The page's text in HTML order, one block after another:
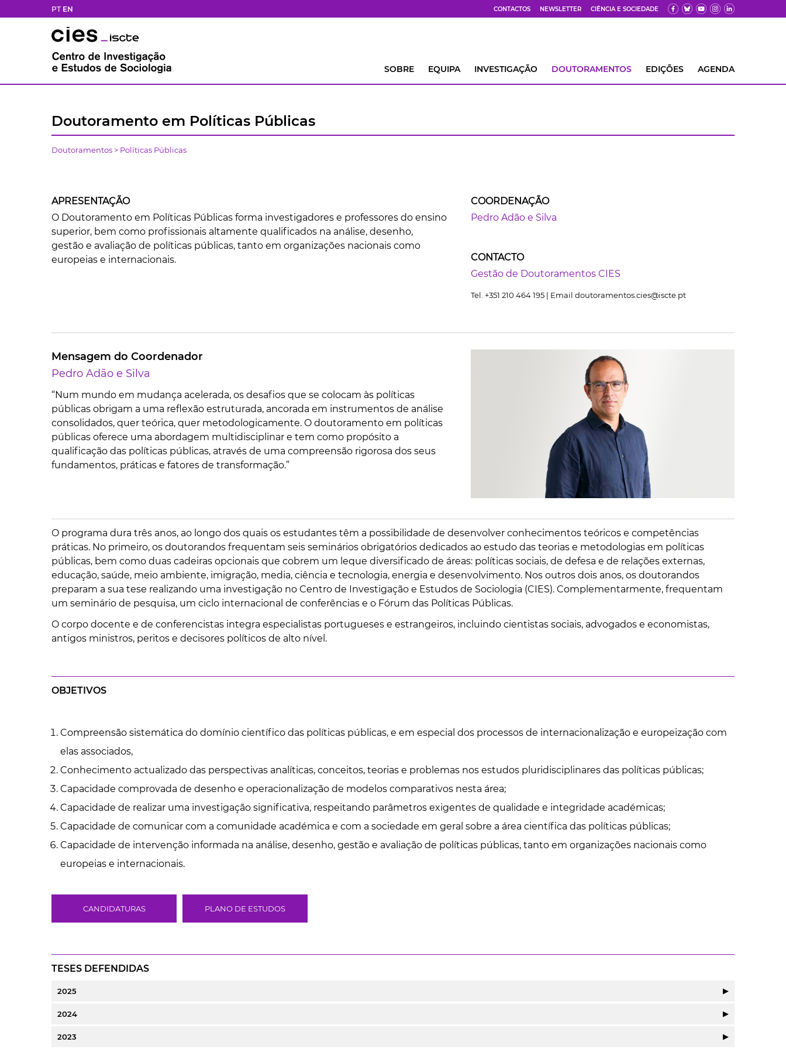
PT EN CONTACTOS NEWSLETTER CIÊNCIA E SOCIEDADE
SOBRE EQUIPA INVESTIGAÇÃO DOUTORAMENTOS EDIÇÕES AGENDA
Doutoramento em Políticas Públicas
Doutoramentos > Políticas Públicas
APRESENTAÇÃO
O Doutoramento em Políticas Públicas forma investigadores e professores do ensino
superior, bem como profissionais altamente qualificados na análise, desenho,
gestão e avaliação de políticas públicas, tanto em organizações nacionais como
europeias e internacionais.
COORDENAÇÃO
Pedro Adão e Silva
CONTACTO
Gestão de Doutoramentos CIES
Tel. +351 210 464 195 | Email doutoramentos.cies@iscte.pt
Mensagem do Coordenador
Pedro Adão e Silva
“Num mundo em mudança acelerada, os desafios que se colocam às políticas
públicas obrigam a uma reflexão estruturada, ancorada em instrumentos de análise
consolidados, quer teórica, quer metodologicamente. O doutoramento em políticas
públicas oferece uma abordagem multidisciplinar e tem como propósito a
qualificação das políticas públicas, através de uma compreensão rigorosa dos seus
fundamentos, práticas e fatores de transformação.”
O programa dura três anos, ao longo dos quais os estudantes têm a possibilidade de desenvolver conhecimentos teóricos e competências
práticas. No primeiro, os doutorandos frequentam seis seminários obrigatórios dedicados ao estudo das teorias e metodologias em políticas
públicas, bem como duas cadeiras opcionais que cobrem um leque diversificado de áreas: políticas sociais, de defesa e de relações externas,
educação, saúde, meio ambiente, imigração, media, ciência e tecnologia, energia e desenvolvimento. Nos outros dois anos, os doutorandos
preparam a sua tese realizando uma investigação no Centro de Investigação e Estudos de Sociologia (CIES). Complementarmente, frequentam
um seminário de pesquisa, um ciclo internacional de conferências e o Fórum das Políticas Públicas.
O corpo docente e de conferencistas integra especialistas portugueses e estrangeiros, incluindo cientistas sociais, advogados e economistas,
antigos ministros, peritos e decisores políticos de alto nível.
OBJETIVOS
Compreensão sistemática do domínio científico das políticas públicas, e em especial dos processos de internacionalização e europeização com
elas associados,
Conhecimento actualizado das perspectivas analíticas, conceitos, teorias e problemas nos estudos pluridisciplinares das políticas públicas;
Capacidade comprovada de desenho e operacionalização de modelos comparativos nesta área;
Capacidade de realizar uma investigação significativa, respeitando parâmetros exigentes de qualidade e integridade académicas;
Capacidade de comunicar com a comunidade académica e com a sociedade em geral sobre a área científica das políticas públicas;
Capacidade de intervenção informada na análise, desenho, gestão e avaliação de políticas públicas, tanto em organizações nacionais como
europeias e internacionais.
CANDIDATURAS PLANO DE ESTUDOS
TESES DEFENDIDAS
2025 ▶
2024 ▶
2023 ▶